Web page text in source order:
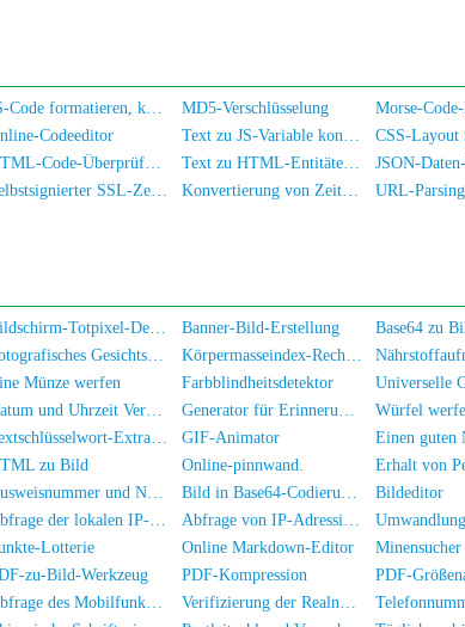
JS-Code formatieren, komprimieren, verschlüsseln/verwirren MD5-Verschlüsselung
Codeeditor Text zu JS-Variable konvertieren
HTML-Code-Überprüfung Text zu HTML-Entitäten konvertieren JSON-
Selbstsignierter SSL-Zertifikat-Generator Konvertierung von Zeitstempel zu Datum/Uhrzeit URL-
Bildschirm-Totpixel-Detektor Banner-Bild-Erstellung
Fotografisches Gesichtsverschleierungstool Körpermasseindex-Rechner
Münze werfen Farbblindheitsdetektor Universelle
Datum und Uhrzeit Vergleicher Generator für Erinnerungsporträts Würfel
Textschlüsselwort-Extraktor GIF-Animator
zu Bild Online-pinnwand.
Ausweisnummer und Namen überprüfen Bild in Base64-Codierung konvertieren Bildeditor
Abfrage der lokalen IP-Adresse Abfrage von IP-Adressinformationen
Lotterie Online Markdown-Editor
zu-Bild-Werkzeug PDF-Kompression PDF-
Abfrage des Mobilfunknummern-Herkunftsorts Verifizierung der Realnamensbestätigung für die Handynummer